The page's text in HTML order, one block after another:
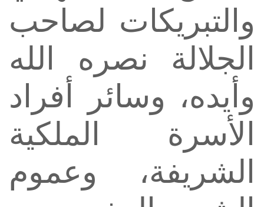
والتبريكات لصاحب
الجلالة نصره الله
وأيده، وسائر أفراد
الأسرة الملكية
الشريفة، وعموم